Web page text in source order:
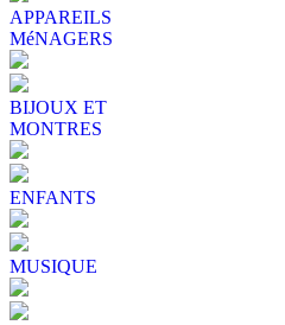
APPAREILS
MéNAGERS
BIJOUX ET
MONTRES
ENFANTS
MUSIQUE